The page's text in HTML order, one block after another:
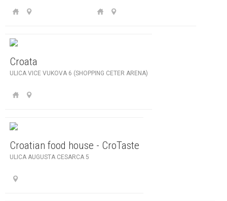
Croata
ULICA VICE VUKOVA 6 (SHOPPING CETER ARENA)
Croatian food house - CroTaste
ULICA AUGUSTA CESARCA 5